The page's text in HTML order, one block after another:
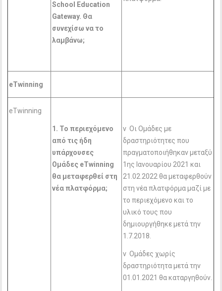
School
Education
Gateway. Θα
συνεχίσω να το
λαμβάνω;
eTwinning
eTwinning
1. Το περιεχόμενο
από τις ήδη
υπάρχουσες
Ομάδες eTwinning
θα μεταφερθεί στη
νέα πλατφόρμα;
v Οι Ομάδες με
δραστηριότητες που
πραγματοποιήθηκαν μεταξύ
1ης Ιανουαρίου 2021 και
21.02.2022 θα μεταφερθούν
στη νέα πλατφόρμα μαζί με
το περιεχόμενο και το
υλικό τους που
δημιουργήθηκε μετά την
1.7.2018.
v Ομάδες χωρίς
δραστηριότητα μετά την
01.01.2021 θα καταργηθούν.